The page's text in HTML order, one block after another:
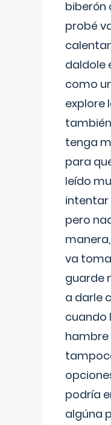
biberón
probé
daldole
como
explore
tenga
para
leído
intentar
pero
va
guarde
a darle
cuando
hambre
podría
algúna